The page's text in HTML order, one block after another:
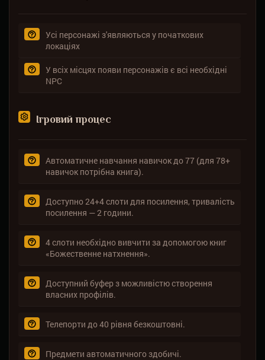
Усі персонажі з'являються у початкових
локаціях
У всіх місцях появи персонажів є всі необхідні
NPC
Ігровий процес
Автоматичне навчання навичок до 77 (для 78+
навичок потрібна книга).
Доступно 24+4 слоти для посилення, тривалість
посилення — 2 години.
4 слоти необхідно вивчити за допомогою книг
«Божественне натхнення».
Доступний буфер з можливістю створення
власних профілів.
Телепорти до 40 рівня безкоштовні.
Предмети автоматичного здобичі.